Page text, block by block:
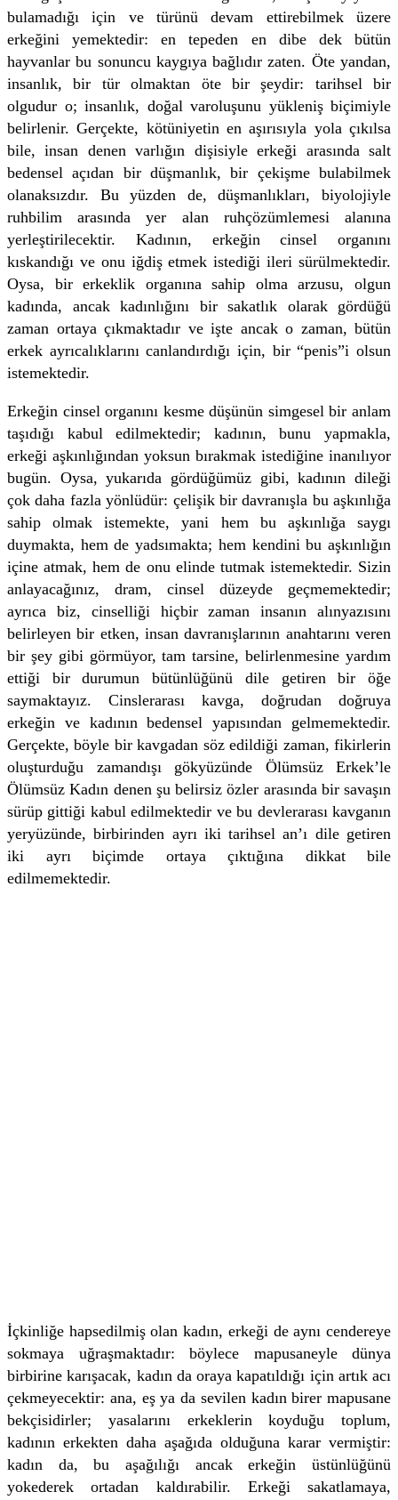
bulamadığı için ve türünü devam ettirebilmek üzere
erkeğini yemektedir: en tepeden en dibe dek bütün
hayvanlar bu sonuncu kaygıya bağlıdır zaten. Öte yandan,
insanlık, bir tür olmaktan öte bir şeydir: tarihsel bir
olgudur o; insanlık, doğal varoluşunu yükleniş biçimiyle
belirlenir. Gerçekte, kötüniyetin en aşırısıyla yola çıkılsa
bile, insan denen varlığın dişisiyle erkeği arasında salt
bedensel açıdan bir düşmanlık, bir çekişme bulabilmek
olanaksızdır. Bu yüzden de, düşmanlıkları, biyolojiyle
ruhbilim arasında yer alan ruhçözümlemesi alanına
yerleştirilecektir. Kadının, erkeğin cinsel organını
kıskandığı ve onu iğdiş etmek istediği ileri sürülmektedir.
Oysa, bir erkeklik organına sahip olma arzusu, olgun
kadında, ancak kadınlığını bir sakatlık olarak gördüğü
zaman ortaya çıkmaktadır ve işte ancak o zaman, bütün
erkek ayrıcalıklarını canlandırdığı için, bir “penis”i olsun
istemektedir.
Erkeğin cinsel organını kesme düşünün simgesel bir anlam
taşıdığı kabul edilmektedir; kadının, bunu yapmakla,
erkeği aşkınlığından yoksun bırakmak istediğine inanılıyor
bugün. Oysa, yukarıda gördüğümüz gibi, kadının dileği
çok daha fazla yönlüdür: çelişik bir davranışla bu aşkınlığa
sahip olmak istemekte, yani hem bu aşkınlığa saygı
duymakta, hem de yadsımakta; hem kendini bu aşkınlığın
içine atmak, hem de onu elinde tutmak istemektedir. Sizin
anlayacağınız, dram, cinsel düzeyde geçmemektedir;
ayrıca biz, cinselliği hiçbir zaman insanın alınyazısını
belirleyen bir etken, insan davranışlarının anahtarını veren
bir şey gibi görmüyor, tam tarsine, belirlenmesine yardım
ettiği bir durumun bütünlüğünü dile getiren bir öğe
saymaktayız. Cinslerarası kavga, doğrudan doğruya
erkeğin ve kadının bedensel yapısından gelmemektedir.
Gerçekte, böyle bir kavgadan söz edildiği zaman, fikirlerin
oluşturduğu zamandışı gökyüzünde Ölümsüz Erkek’le
Ölümsüz Kadın denen şu belirsiz özler arasında bir savaşın
sürüp gittiği kabul edilmektedir ve bu devlerarası kavganın
yeryüzünde, birbirinden ayrı iki tarihsel an’ı dile getiren
iki ayrı biçimde ortaya çıktığına dikkat bile
edilmemektedir.
İçkinliğe hapsedilmiş olan kadın, erkeği de aynı cendereye
sokmaya uğraşmaktadır: böylece mapusaneyle dünya
birbirine karışacak, kadın da oraya kapatıldığı için artık acı
çekmeyecektir: ana, eş ya da sevilen kadın birer mapusane
bekçisidirler; yasalarını erkeklerin koyduğu toplum,
kadının erkekten daha aşağıda olduğuna karar vermiştir:
kadın da, bu aşağılığı ancak erkeğin üstünlüğünü
yokederek ortadan kaldırabilir. Erkeği sakatlamaya,